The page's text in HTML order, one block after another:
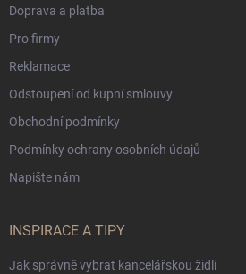
Doprava a platba
Pro firmy
Reklamace
Odstoupení od kupní smlouvy
Obchodní podmínky
Podmínky ochrany osobních údajů
Napište nám
INSPIRACE A TIPY
Jak správně vybrat kancelářskou židli